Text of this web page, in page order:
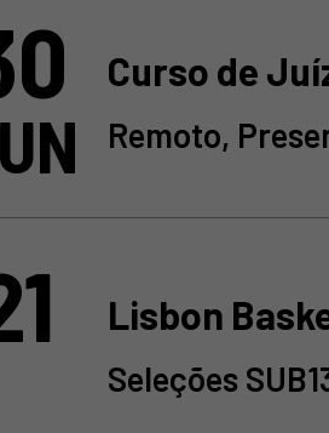
Curso de
Remoto,
Lisbon
Seleções